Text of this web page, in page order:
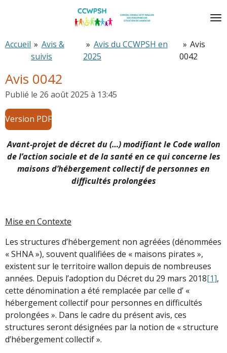
principal
Accueil » Avis &
suivis
» Avis du CCWPSH en
2025
» Avis
0042
Avis 0042
Publié le 26 août 2025 à 13:45
Version PDF
Avant-projet de décret du (…) modifiant le Code wallon
de l’action sociale et de la santé en ce qui concerne les
maisons d’hébergement collectif de personnes en
difficultés prolongées
Mise en Contexte
Les structures d’hébergement non agréées (dénommées
« SHNA »), souvent qualifiées de « maisons pirates »,
existent sur le territoire wallon depuis de nombreuses
années. Depuis l’adoption du Décret du 29 mars 2018[1],
cette dénomination a été remplacée par celle d’ «
hébergement collectif pour personnes en difficultés
prolongées ». Dans le cadre du présent avis, ces
structures seront désignées par la notion de « structure
d’hébergement collectif ».